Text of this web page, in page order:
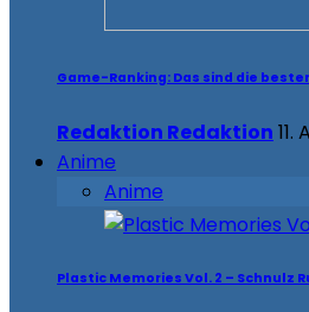
Game-Ranking: Das sind die
Redaktion Redaktion 11.
Anime
Anime
Plastic Memories Vol. 2 – Schnulz